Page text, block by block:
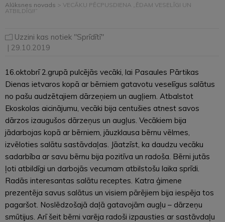
Alūksnes novads > VECĀKU PĒCPUSDIENA „ĒDAM VESELĪGI UN
ATBILDĪGI!”
Uzzini kas notiek "Sprīdītī"
| 29.10.2019
16.oktobrī 2.grupā pulcējās vecāki, lai Pasaules Pārtikas
Dienas ietvaros kopā ar bērniem gatavotu veselīgus salātus
no pašu audzētajiem dārzeņiem un augļiem. Atbalstot
Ekoskolas aicinājumu, vecāki bija centušies atnest savos
dārzos izaugušos dārzeņus un augļus. Vecākiem bija
jādarbojas kopā ar bērniem, jāuzklausa bērnu vēlmes,
izvēloties salātu sastāvdaļas. Jāatzīst, ka daudzu vecāku
sadarbība ar savu bērnu bija pozitīva un radoša. Bērni jutās
ļoti atbildīgi un darbojās vecumam atbilstošu laika sprīdi.
Radās interesantas salātu receptes. Katra ģimene
prezentēja savus salātus un visiem pārējiem bija iespēja tos
pagaršot. Noslēdzošajā daļā gatavojām augļu – dārzeņu
smūtijus. Arī šeit bērni varēja radoši izpausties ar sastāvdaļu